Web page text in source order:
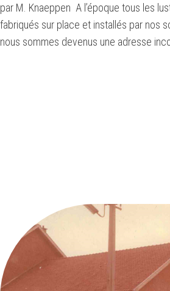
par M. Knaeppen A l’époque tous les
fabriqués sur place et installés par nos
nous sommes devenus une adresse